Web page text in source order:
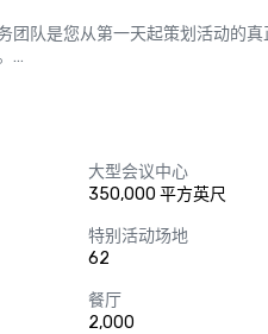
团队是您从第一天起策划活动的
激励计划
州协会与国际
化销售
大型会议中心
350,000 平方英尺
特别活动场地
62
餐厅
2,000